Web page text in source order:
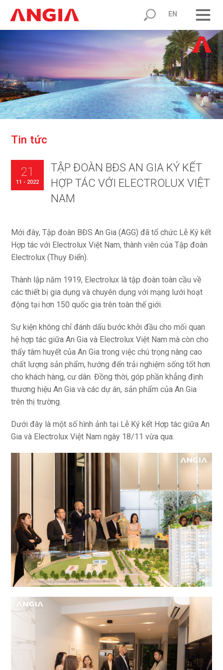
EN
Tin tức
TẬP ĐOÀN BĐS AN GIA KÝ KẾT
HỢP TÁC VỚI ELECTROLUX VIỆT
NAM
21
11 - 2022
Mới đây, Tập đoàn BĐS An Gia (AGG) đã tổ chức Lễ Ký kết
Hợp tác với Electrolux Việt Nam, thành viên của Tập đoàn
Electrolux (Thụy Điển).
Thành lập năm 1919, Electrolux là tập đoàn toàn cầu về
các thiết bị gia dụng và chuyên dụng với mạng lưới hoạt
động tại hơn 150 quốc gia trên toàn thế giới.
Sự kiện không chỉ đánh dấu bước khởi đầu cho mối quan
hệ hợp tác giữa An Gia và Electrolux Việt Nam mà còn cho
thấy tâm huyết của An Gia trong việc chú trọng nâng cao
chất lượng sản phẩm, hướng đến trải nghiệm sống tốt hơn
cho khách hàng, cư dân. Đồng thời, góp phần khẳng định
thương hiệu An Gia và các dự án, sản phẩm của An Gia
trên thị trường.
Dưới đây là một số hình ảnh tại Lễ Ký kết Hợp tác giữa An
Gia và Electrolux Việt Nam ngày 18/11 vừa qua.